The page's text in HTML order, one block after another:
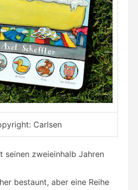
Carlsen
seinen zweieinhalb Jahren
bestaunt, aber eine Reihe